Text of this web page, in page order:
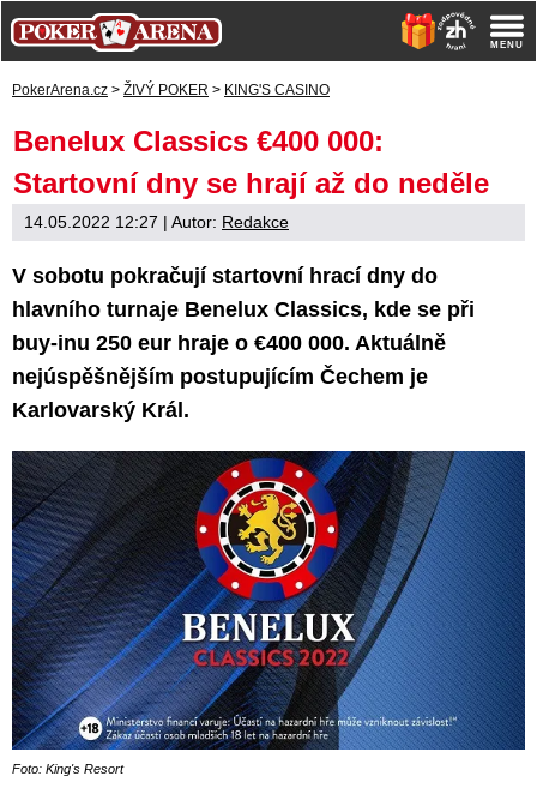
PokerArena.cz > ŽIVÝ POKER > KING'S CASINO
Benelux Classics €400 000:
Startovní dny se hrají až do neděle
14.05.2022 12:27 | Autor: Redakce
V sobotu pokračují startovní hrací dny do
hlavního turnaje Benelux Classics, kde se při
buy-inu 250 eur hraje o €400 000. Aktuálně
nejúspěšnějším postupujícím Čechem je
Karlovarský Král.
Foto: King's Resort